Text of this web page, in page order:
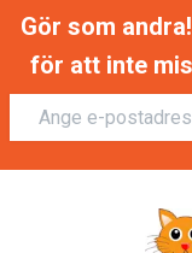
Gör som
för att inte